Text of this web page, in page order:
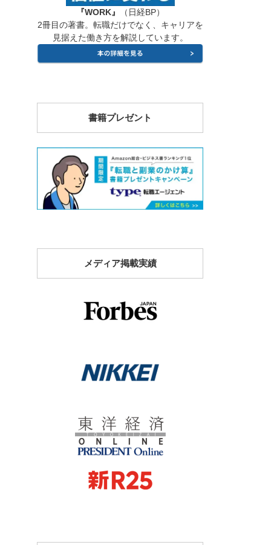
『WORK』
（日経BP）
2冊目の著書。転職だけでなく、キャリアを
見据えた働き方を解説しています。
書籍プレゼント
メディア掲載実績